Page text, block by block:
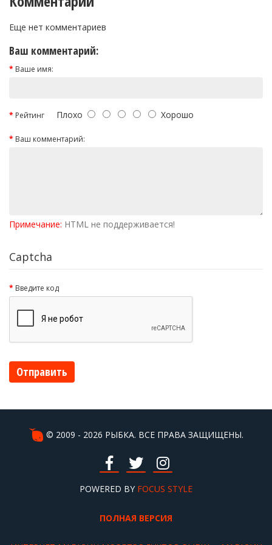
Еще нет комментариев
Ваш комментарий:
Ваше имя:
Рейтинг Плохо Хорошо
Ваш комментарий:
Примечание: HTML не поддерживается!
Captcha
Введите код
Отправить
© 2009 - 2026 РЫБКА. ВСЕ ПРАВА ЗАЩИЩЕНЫ.
POWERED BY FOCUS STYLE
ПОЛНАЯ ВЕРСИЯ